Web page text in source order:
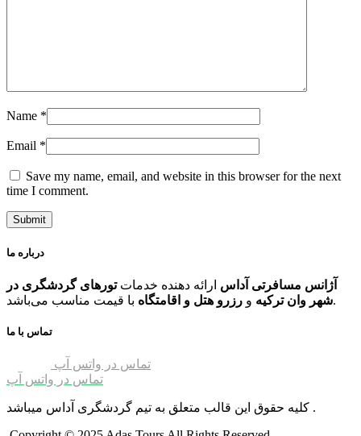
Name *
Email *
Save my name, email, and website in this browser for the next
time I comment.
درباره ما
آژانس مسافرتی آداس ارائه دهنده خدماتتورهای گردشگری در
شهر وان ترکیه و رزرو هتل و اقامتگاه با قیمت مناسب می‌باشد.
تماس با ما
تماس در واتس آپ
تماس در واتس آپ
کلیه حقوق این قالب متعلق به تیم گردشگری آداس میباشد .